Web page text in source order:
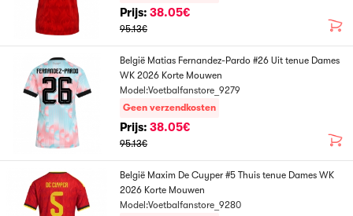
Prijs: 38.05€
95.13€
België Matias Fernandez-Pardo #26 Uit tenue Dames
WK 2026 Korte Mouwen
Model:Voetbalfanstore_9279
Geen verzendkosten
Prijs: 38.05€
95.13€
België Maxim De Cuyper #5 Thuis tenue Dames WK
2026 Korte Mouwen
Model:Voetbalfanstore_9280